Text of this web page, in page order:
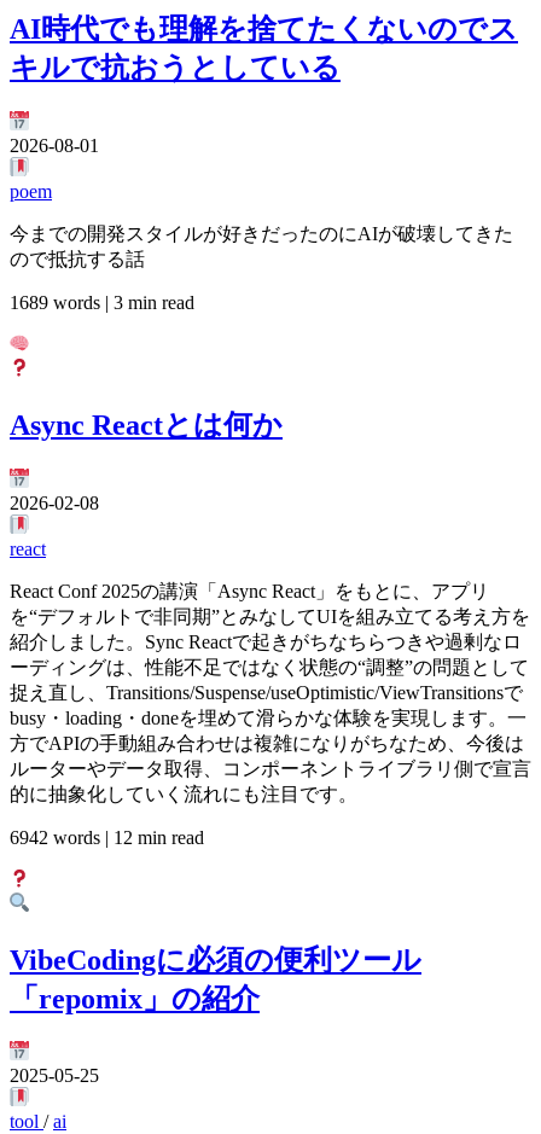
AI時代でも理解を捨てたくないのでス
キルで抗おうとしている
2026-08-01
poem
今までの開発スタイルが好きだったのにAIが破壊してきた
ので抵抗する話
1689 words | 3 min read
Async Reactとは何か
2026-02-08
react
React Conf 2025の講演「Async React」をもとに、アプリ
を“デフォルトで非同期”とみなしてUIを組み立てる考え方を
紹介しました。Sync Reactで起きがちなちらつきや過剰なロ
ーディングは、性能不足ではなく状態の“調整”の問題として
捉え直し、Transitions/Suspense/useOptimistic/ViewTransitionsで
busy・loading・doneを埋めて滑らかな体験を実現します。一
方でAPIの手動組み合わせは複雑になりがちなため、今後は
ルーターやデータ取得、コンポーネントライブラリ側で宣言
的に抽象化していく流れにも注目です。
6942 words | 12 min read
VibeCodingに必須の便利ツール
「repomix」の紹介
2025-05-25
tool / ai